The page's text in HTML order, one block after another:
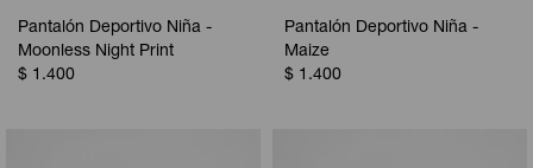
Pantalón Deportivo Niña -
Moonless Night Print
$ 1.400
Pantalón Deportivo Niña -
Maize
$ 1.400
Calzas